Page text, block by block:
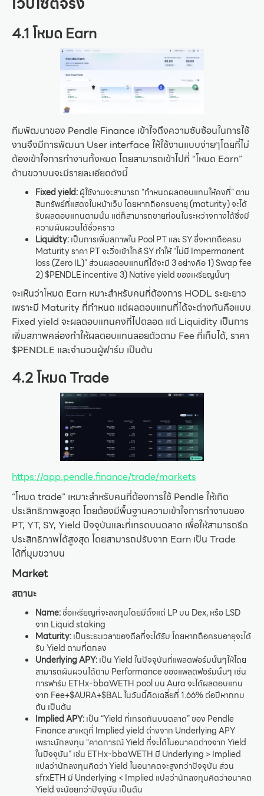
4.1 โหมด Earn
ทีมพัฒนาของ Pendle Finance เข้าใจถึงความซับซ้อนในการใช้
งานจึงมีการพัฒนา User interface ให้ใช้งานแบบง่ายๆโดยที่ไม่
ต้องเข้าใจการทำงานทั้งหมด โดยสามารถเข้าไปที่ “โหมด Earn”
ด้านขวาบนจะมีรายละเอียดดังนี้
Fixed yield:ผู้ใช้งานจะสามารถ “กำหนดผลตอบแทนให้คงที่” ตาม
สินทรัพย์ที่แสดงในหน้าเว็บ โดยหากถือครบอายุ (maturity) จะได้
รับผลตอบแทนตามนั้น แต่ก็สามารถขายก่อนในระหว่างทางได้ซึ่งมี
ความผันผวนได้ชั่วคราว
Liquidty:เป็นการเพิ่มสภาพใน Pool PT และ SY ซึ่งหากถือครบ
Maturity ราคา PT จะวิ่งเข้าใกล้ SY ทำให้ “ไม่มี Impermanent
loss (Zero IL)” ส่วนผลตอบแทนที่ได้จะมี 3 อย่างคือ 1) Swap fee
2) $PENDLE incentive 3) Native yield ของเหรียญนั้นๆ
จะเห็นว่าโหมด Earn หมาะสำหรับคนที่ต้องการ HODL ระยะยาว
เพราะมี Maturity ที่กำหนด แต่ผลตอบแทนที่ได้จะต่างกันคือแบบ
Fixed yield จะผลตอบแทนคงที่ไปตลอด แต่ Liquidity เป็นการ
เพิ่มสภาพคล่องทำให้ผลตอบแทนลอยตัวตาม Fee ที่เก็บได้, ราคา
$PENDLE และจำนวนผู้ฟาร์ม เป็นต้น
4.2 โหมด Trade
https://app.pendle.finance/trade/markets
“โหมด trade” เหมาะสำหรับคนที่ต้องการใช้ Pendle ให้เกิด
ประสิทธิภาพสูงสุด โดยต้องมีพื้นฐานความเข้าใจการทำงานของ
PT, YT, SY, Yield ปัจจุบันและที่เทรดบนตลาด เพื่อให้สามารถรีด
ประสิทธิภาพได้สูงสุด โดยสามารถปรับจาก Earn เป็น Trade
ได้ที่มุมขวาบน
Market
สถานะ
Name:ชื่อเหรียญที่จะลงทุนโดยมีตั้งแต่ LP บน Dex, หรือ LSD
จาก Liquid staking
Maturity:เป็นระยะเวลาของดีลที่จะได้รับ โดยหากถือครบอายุจะได้
รับ Yield ตามที่ตกลง
Underlying APY:เป็น Yield ในปัจจุบันที่แพลตฟอร์มนั้นๆให้โดย
สามารถผันผวนได้ตาม Performance ของแพลตฟอร์มนั้นๆ เช่น
การฟาร์ม ETHx-bbaWETH pool บน Aura จะได้ผลตอบแทน
จาก Fee+$AURA+$BAL ในวันนี้คิดเฉลี่ยที่ 1.66% ต่อปีหากทบ
ต้น เป็นต้น
Implied APY:เป็น “Yield ที่เทรดกันบนตลาด” ของ Pendle
Finance สาเหตุที่ Implied yield ต่างจาก Underlying APY
เพราะนักลงทุน “คาดการณ์ Yield ที่จะได้ในอนาคตต่างจาก Yield
ในปัจจุบัน” เช่น ETHx-bbaWETH มี Underlying > Implied
แปลว่านักลงทุนคิดว่า Yield ในอนาคตจะสูงกว่าปัจจุบัน ส่วน
sfrxETH มี Underlying < Implied แปลว่านักลงทุนคิดว่าอนาคต
Yield จะน้อยกว่าปัจจุบัน เป็นต้น